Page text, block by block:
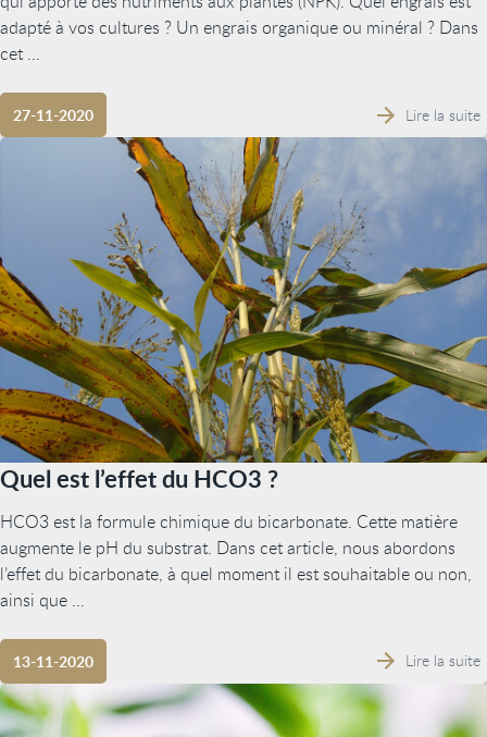
adapté à vos cultures ? Un engrais organique ou minéral ? Dans
cet ...
27-11-2020 Lire la suite
Quel est l’effet du HCO3 ?
HCO3 est la formule chimique du bicarbonate. Cette matière
augmente le pH du substrat. Dans cet article, nous abordons
l’effet du bicarbonate, à quel moment il est souhaitable ou non,
ainsi que ...
13-11-2020 Lire la suite